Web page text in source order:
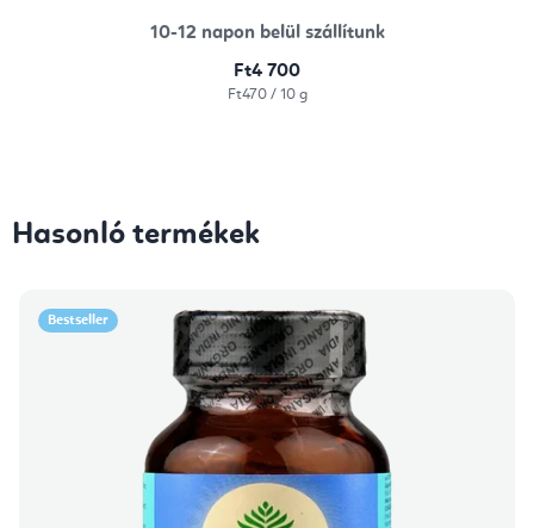
10-12 napon belül szállítunk
Ft4 700
Egységár:
Ft470 / 10 g
Hasonló termékek
Bestseller